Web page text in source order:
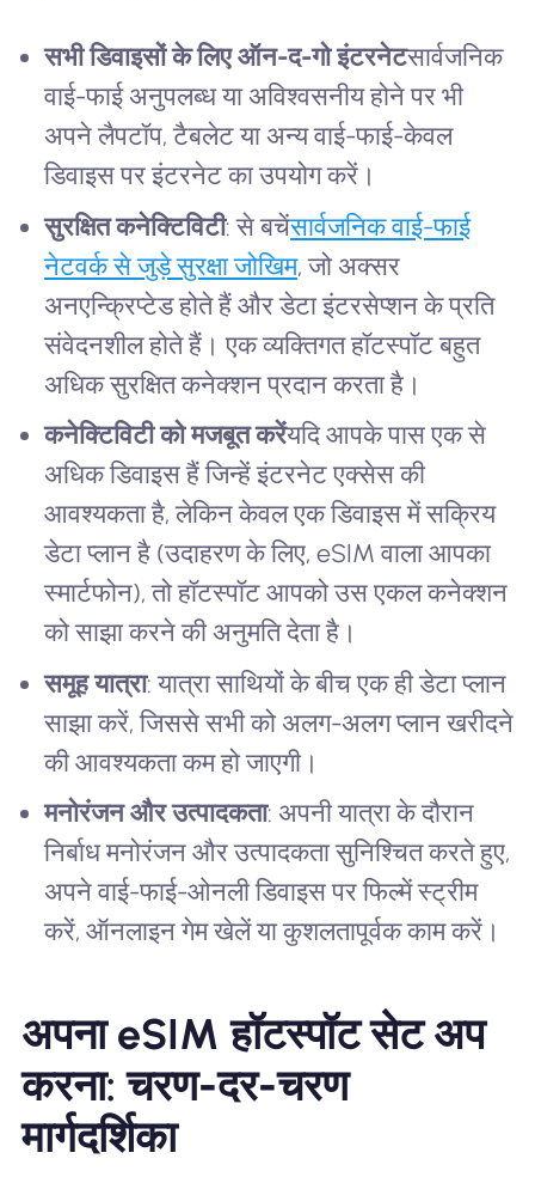
सभी डिवाइसों के लिए ऑन-द-गो इंटरनेटसार्वजनिक
वाई-फाई अनुपलब्ध या अविश्वसनीय होने पर भी
अपने लैपटॉप, टैबलेट या अन्य वाई-फाई-केवल
डिवाइस पर इंटरनेट का उपयोग करें।
सुरक्षित कनेक्टिविटी: से बचेंसार्वजनिक वाई-फाई
नेटवर्क से जुड़े सुरक्षा जोखिम, जो अक्सर
अनएन्क्रिप्टेड होते हैं और डेटा इंटरसेप्शन के प्रति
संवेदनशील होते हैं। एक व्यक्तिगत हॉटस्पॉट बहुत
अधिक सुरक्षित कनेक्शन प्रदान करता है।
कनेक्टिविटी को मजबूत करेंयदि आपके पास एक से
अधिक डिवाइस हैं जिन्हें इंटरनेट एक्सेस की
आवश्यकता है, लेकिन केवल एक डिवाइस में सक्रिय
डेटा प्लान है (उदाहरण के लिए, eSIM वाला आपका
स्मार्टफोन), तो हॉटस्पॉट आपको उस एकल कनेक्शन
को साझा करने की अनुमति देता है।
समूह यात्रा: यात्रा साथियों के बीच एक ही डेटा प्लान
साझा करें, जिससे सभी को अलग-अलग प्लान खरीदने
की आवश्यकता कम हो जाएगी।
मनोरंजन और उत्पादकता: अपनी यात्रा के दौरान
निर्बाध मनोरंजन और उत्पादकता सुनिश्चित करते हुए,
अपने वाई-फाई-ओनली डिवाइस पर फिल्में स्ट्रीम
करें, ऑनलाइन गेम खेलें या कुशलतापूर्वक काम करें।
अपना eSIM हॉटस्पॉट सेट अप
करना: चरण-दर-चरण
मार्गदर्शिका